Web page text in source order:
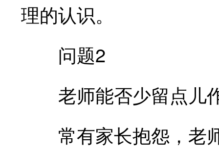
理的认识。
问题2
老师能否少留点儿
常有家长抱怨，老